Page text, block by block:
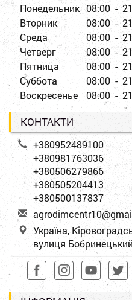
Понедельник 08:00 -
Вторник
08:00 -
Среда
08:00 -
Четверг
08:00 -
Пятница
08:00 -
Суббота
08:00 -
Воскресенье
08:00 -
КОНТАКТИ
+380952489100
+380981763036
+380506279866
+380505204413
+380500137837
agrodimcentr10@gmai
Україна,
вулиця